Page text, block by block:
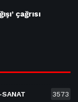
çağrısı
SANAT 3573